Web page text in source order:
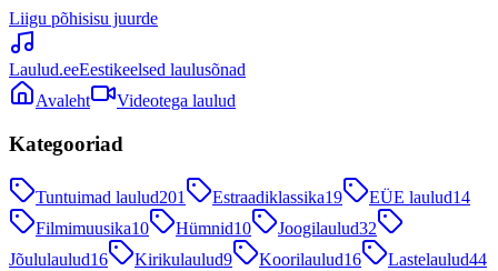
Liigu põhisisu juurde
Laulud.eeEestikeelsed laulusõnad
Avaleht
Videotega laulud
Kategooriad
Tuntuimad laulud201 Estraadiklassika19 EÜE laulud14
Filmimuusika10 Hümnid10 Joogilaulud32
Jõululaulud16 Kirikulaulud9 Koorilaulud16 Lastelaulud44